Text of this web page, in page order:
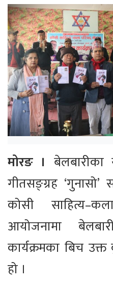
मोरङ । बेलबारीका
गीतसङ्ग्रह
कोसी
आयोजनामा
कार्यक्रमका बिच
हो ।